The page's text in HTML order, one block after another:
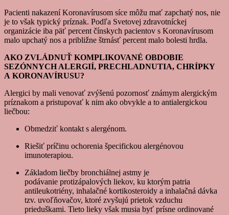
Pacienti nakazení Koronavírusom síce môžu mať zapchatý nos, nie
je to však typický príznak. Podľa Svetovej zdravotníckej
organizácie iba päť percent čínskych pacientov s Koronavírusom
malo upchatý nos a približne štrnásť percent malo bolesti hrdla.
AKO ZVLÁDNUŤ KOMPLIKOVANÉ OBDOBIE
SEZÓNNYCH ALERGIÍ, PRECHLADNUTIA, CHRÍPKY
A KORONAVÍRUSU?
Alergici by mali venovať zvýšenú pozornosť známym alergickým
príznakom a pristupovať k nim ako obvykle a to antialergickou
liečbou:
Obmedziť kontakt s alergénom.
Riešiť príčinu ochorenia špecifickou alergénovou
imunoterapiou.
Základom liečby bronchiálnej astmy je
podávanie protizápalových liekov, ku ktorým patria
antileukotriény, inhalačné kortikosteroidy a inhalačná dávka
tzv. uvoľňovačov, ktoré zvyšujú prietok vzduchu
prieduškami. Tieto lieky však musia byť prísne ordinované